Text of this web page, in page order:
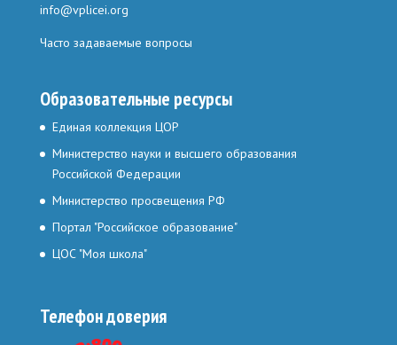
info@vplicei.org
Часто задаваемые вопросы
Образовательные ресурсы
Единая коллекция ЦОР
Министерство науки и высшего образования
Российской Федерации
Министерство просвещения РФ
Портал "Российское образование"
ЦОС "Моя школа"
Телефон доверия